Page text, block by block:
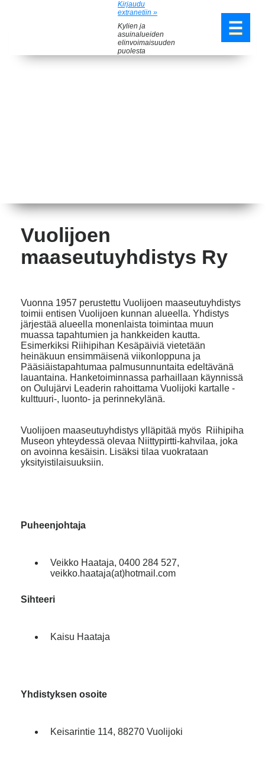
Kirjaudu
extranetiin »
Kylien ja
asuinalueiden
elinvoimaisuuden
puolesta
Vuolijoen
maaseutuyhdistys Ry
Vuonna 1957 perustettu Vuolijoen maaseutuyhdistys
toimii entisen Vuolijoen kunnan alueella. Yhdistys
järjestää alueella monenlaista toimintaa muun
muassa tapahtumien ja hankkeiden kautta.
Esimerkiksi Riihipihan Kesäpäiviä vietetään
heinäkuun ensimmäisenä viikonloppuna ja
Pääsiäistapahtumaa palmusunnuntaita edeltävänä
lauantaina. Hanketoiminnassa parhaillaan käynnissä
on Oulujärvi Leaderin rahoittama Vuolijoki kartalle -
kulttuuri-, luonto- ja perinnekylänä.
Vuolijoen maaseutuyhdistys ylläpitää myös Riihipiha
Museon yhteydessä olevaa Niittypirtti-kahvilaa, joka
on avoinna kesäisin. Lisäksi tilaa vuokrataan
yksityistilaisuuksiin.
Puheenjohtaja
Veikko Haataja, 0400 284 527,
veikko.haataja(at)hotmail.com
Sihteeri
Kaisu Haataja
Yhdistyksen osoite
Keisarintie 114, 88270 Vuolijoki